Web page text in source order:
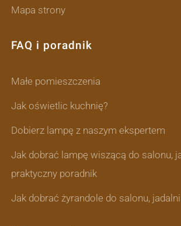
Mapa strony
FAQ i poradnik
Małe pomieszczenia
Jak oświetlic kuchnię?
Dobierz lampę z naszym ekspertem
Jak dobrać lampę wiszącą do salonu,
praktyczny poradnik
Jak dobrać żyrandole do salonu,